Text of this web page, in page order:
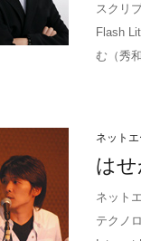
スクリ
Flash
む（秀
ネット
は
ネット
テクノ